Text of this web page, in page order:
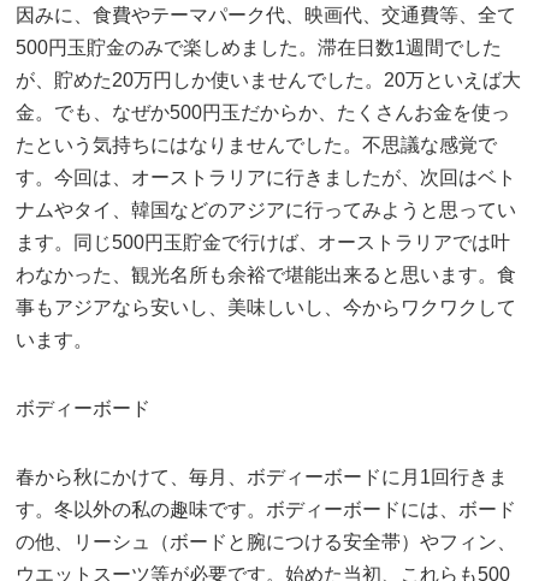
因みに、食費やテーマパーク代、映画代、交通費等、全て
500円玉貯金のみで楽しめました。滞在日数1週間でした
が、貯めた20万円しか使いませんでした。20万といえば大
金。でも、なぜか500円玉だからか、たくさんお金を使っ
たという気持ちにはなりませんでした。不思議な感覚で
す。今回は、オーストラリアに行きましたが、次回はベト
ナムやタイ、韓国などのアジアに行ってみようと思ってい
ます。同じ500円玉貯金で行けば、オーストラリアでは叶
わなかった、観光名所も余裕で堪能出来ると思います。食
事もアジアなら安いし、美味しいし、今からワクワクして
います。
ボディーボード
春から秋にかけて、毎月、ボディーボードに月1回行きま
す。冬以外の私の趣味です。ボディーボードには、ボード
の他、リーシュ（ボードと腕につける安全帯）やフィン、
ウエットスーツ等が必要です。始めた当初、これらも500